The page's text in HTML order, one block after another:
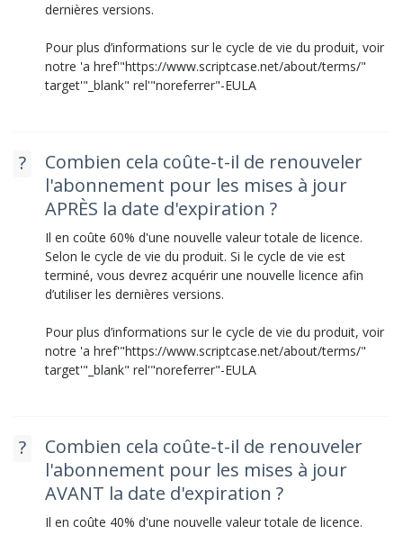
dernières versions.
Pour plus d’informations sur le cycle de vie du produit, voir
notre 'a href'"https://www.scriptcase.net/about/terms/"
target'"_blank" rel'"noreferrer"-EULA
Combien cela coûte-t-il de renouveler
l'abonnement pour les mises à jour
APRÈS la date d'expiration ?
Il en coûte 60% d'une nouvelle valeur totale de licence.
Selon le cycle de vie du produit. Si le cycle de vie est
terminé, vous devrez acquérir une nouvelle licence afin
d’utiliser les dernières versions.
Pour plus d’informations sur le cycle de vie du produit, voir
notre 'a href'"https://www.scriptcase.net/about/terms/"
target'"_blank" rel'"noreferrer"-EULA
Combien cela coûte-t-il de renouveler
l'abonnement pour les mises à jour
AVANT la date d'expiration ?
Il en coûte 40% d'une nouvelle valeur totale de licence.